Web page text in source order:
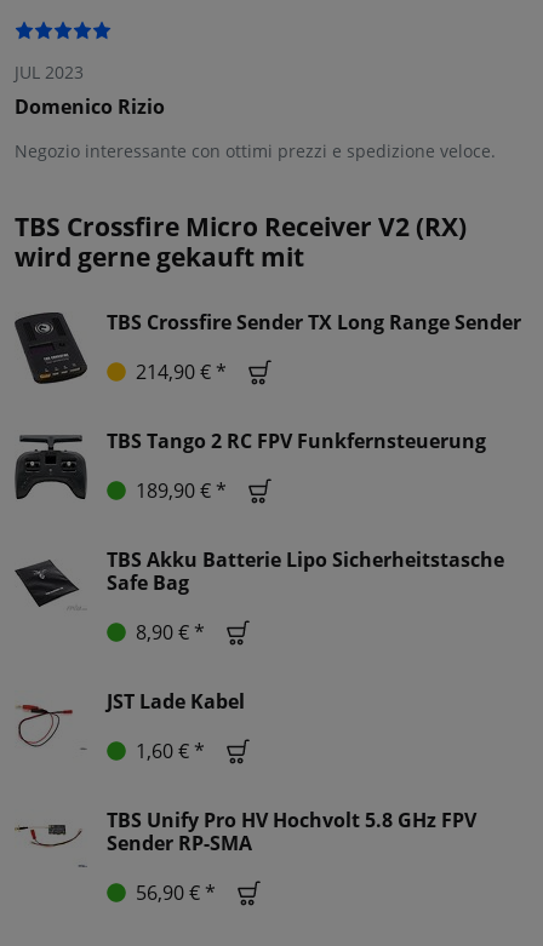
JUL 2023
Domenico Rizio
Negozio interessante con ottimi prezzi e spedizione veloce.
TBS Crossfire Micro Receiver V2 (RX)
wird gerne gekauft mit
TBS Crossfire Sender TX Long Range Sender
214,90 € *
TBS Tango 2 RC FPV Funkfernsteuerung
189,90 € *
TBS Akku Batterie Lipo Sicherheitstasche
Safe Bag
8,90 € *
JST Lade Kabel
1,60 € *
TBS Unify Pro HV Hochvolt 5.8 GHz FPV
Sender RP-SMA
56,90 € *